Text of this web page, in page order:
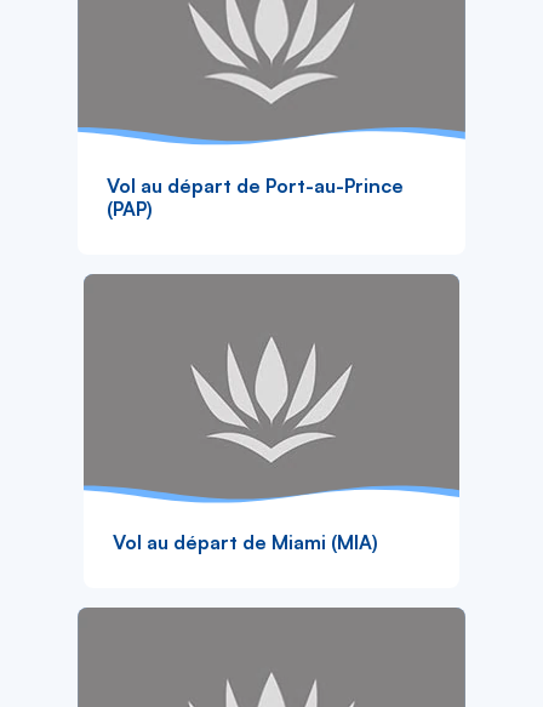
Vol au départ de Port-au-Prince
(PAP)
Vol au départ de Miami (MIA)